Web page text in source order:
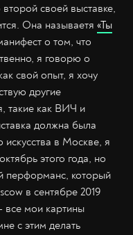
своей выставке,
Она называетя «Ты
о том, что
я говорю о
свой опыт, я хочу
другие
такие как ВИЧ и
должна была
искусства в Москве, я
этого года, но
перформанс, который
в сентябре 2019
все мои картины
с этим делать